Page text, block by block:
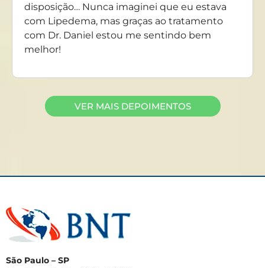
disposição… Nunca imaginei que eu estava
com Lipedema, mas graças ao tratamento
com Dr. Daniel estou me sentindo bem
melhor!
VER MAIS DEPOIMENTOS
São Paulo – SP